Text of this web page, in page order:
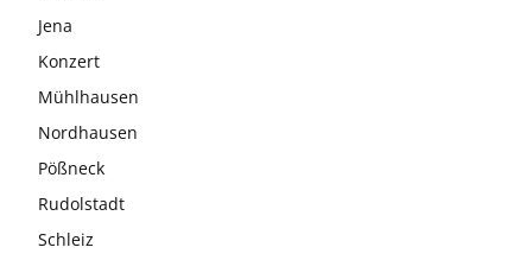
Jena
Konzert
Mühlhausen
Nordhausen
Pößneck
Rudolstadt
Schleiz